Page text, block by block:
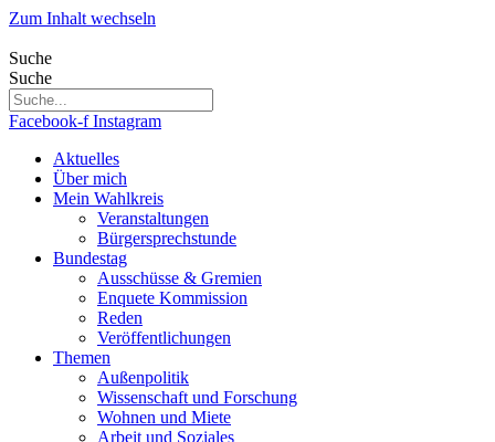
Zum Inhalt wechseln
Suche
Suche
Facebook-f Instagram
Aktuelles
Über mich
Mein Wahlkreis
Veranstaltungen
Bürgersprechstunde
Bundestag
Ausschüsse & Gremien
Enquete Kommission
Reden
Veröffentlichungen
Themen
Außenpolitik
Wissenschaft und Forschung
Wohnen und Miete
Arbeit und Soziales